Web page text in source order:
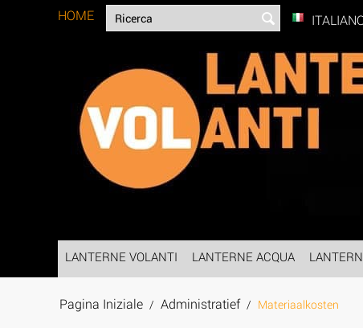
HOME
LANTERNE VOLANTI LANTERNE ACQUA
Pagina Iniziale / Administratief / Materiaalkosten